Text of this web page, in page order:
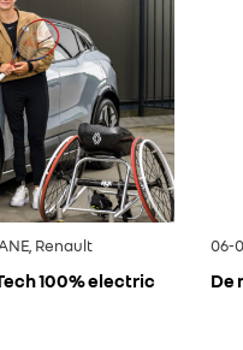
Renault
100% electric
06-
De